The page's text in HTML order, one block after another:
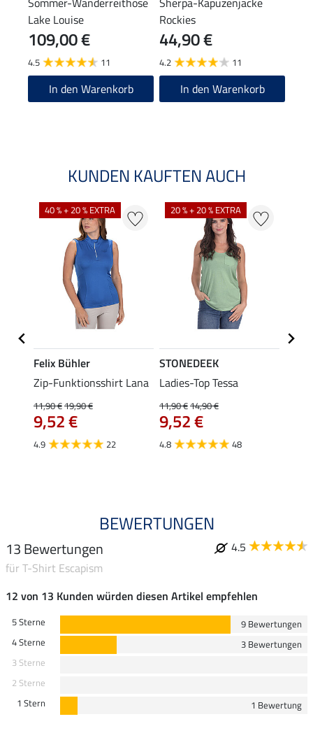
Lake Louise
109,00 €
4.5 11
In den Warenkorb
Rockies
44,90 €
4.2 11
In den Warenkorb
KUNDEN KAUFTEN AUCH
40 % + 20 % EXTRA
Felix Bühler
Zip-Funktionsshirt Lana
11,90 €19,90 €
9,52 €
4.9 22
20 % + 20 % EXTRA
STONEDEEK
Ladies-Top Tessa
11,90 €14,90 €
9,52 €
4.8 48
BEWERTUNGEN
13 Bewertungen
4.5
für T-Shirt Escapism
12 von 13 Kunden würden diesen Artikel empfehlen
5 Sterne
9 Bewertungen
4 Sterne
3 Bewertungen
3 Sterne
2 Sterne
1 Stern
1 Bewertung